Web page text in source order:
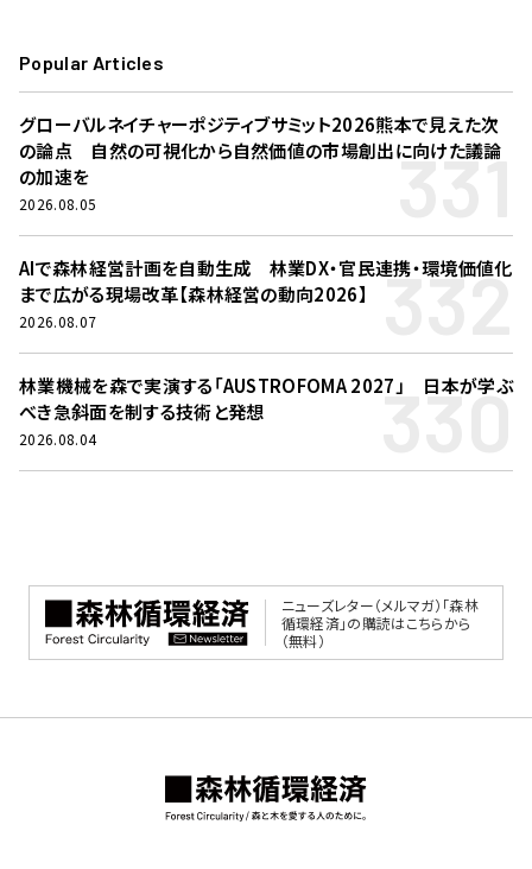
Popular Articles
グローバルネイチャーポジティブサミット2026熊本で見えた次
の論点 自然の可視化から自然価値の市場創出に向けた議論
の加速を
331
2026.08.05
AIで森林経営計画を自動生成 林業DX・官民連携・環境価値化
まで広がる現場改革【森林経営の動向2026】
332
2026.08.07
林業機械を森で実演する「AUSTROFOMA 2027」 日本が学ぶ
べき急斜面を制する技術と発想
330
2026.08.04
ニューズレター（メルマガ）「森林
循環経済」の購読はこちらから
（無料）